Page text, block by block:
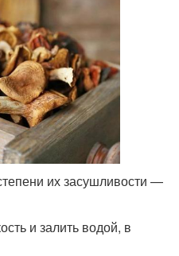
их засушливости —
и залить водой, в